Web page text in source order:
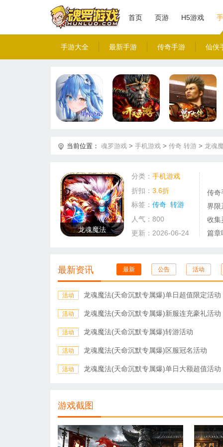
首页 页游 H5游戏
手游大全 最新手游 传奇手游 仙侠
当前位置： 魂罗游戏 > 手机游戏 > 传奇 转游 > 龙魂
龙魂魔法
分类： 手机游戏
折扣： 3.6折
标签： 传奇 转游
人气：800
更新：2026-06-24
传奇
界限
收集
篇章
最新资讯 最新 公告 活动
活动 龙魂魔法(天命沉默专属爆)单日超值限定活动
活动 龙魂魔法(天命沉默专属爆)新服连充豪礼活动
活动 龙魂魔法(天命沉默专属爆)转游活动
活动 龙魂魔法(天命沉默专属爆)区服冠名活动
活动 龙魂魔法(天命沉默专属爆)单日大额超值活动
游戏截图